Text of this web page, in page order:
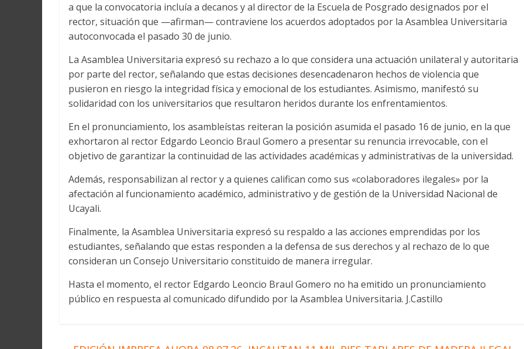
a que la convocatoria incluía a decanos y al director de la Escuela de Posgrado designados por el
rector, situación que —afirman— contraviene los acuerdos adoptados por la Asamblea Universitaria
autoconvocada el pasado 30 de junio.
La Asamblea Universitaria expresó su rechazo a lo que considera una actuación unilateral y autoritaria
por parte del rector, señalando que estas decisiones desencadenaron hechos de violencia que
pusieron en riesgo la integridad física y emocional de los estudiantes. Asimismo, manifestó su
solidaridad con los universitarios que resultaron heridos durante los enfrentamientos.
En el pronunciamiento, los asambleístas reiteran la posición asumida el pasado 16 de junio, en la que
exhortaron al rector Edgardo Leoncio Braul Gomero a presentar su renuncia irrevocable, con el
objetivo de garantizar la continuidad de las actividades académicas y administrativas de la universidad.
Además, responsabilizan al rector y a quienes califican como sus «colaboradores ilegales» por la
afectación al funcionamiento académico, administrativo y de gestión de la Universidad Nacional de
Ucayali.
Finalmente, la Asamblea Universitaria expresó su respaldo a las acciones emprendidas por los
estudiantes, señalando que estas responden a la defensa de sus derechos y al rechazo de lo que
consideran un Consejo Universitario constituido de manera irregular.
Hasta el momento, el rector Edgardo Leoncio Braul Gomero no ha emitido un pronunciamiento
público en respuesta al comunicado difundido por la Asamblea Universitaria. J.Castillo